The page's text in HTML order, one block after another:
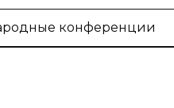
конференции